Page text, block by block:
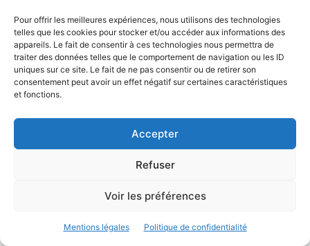
Pour offrir les meilleures expériences, nous utilisons des technologies
telles que les cookies pour stocker et/ou accéder aux informations des
appareils. Le fait de consentir à ces technologies nous permettra de
traiter des données telles que le comportement de navigation ou les ID
uniques sur ce site. Le fait de ne pas consentir ou de retirer son
consentement peut avoir un effet négatif sur certaines caractéristiques
et fonctions.
Accepter
Refuser
Voir les préférences
Mentions légales Politique de confidentialité
Pourquoi est-il important de déclarer les
changements de situation?
Déclarer les changements de situation, comme un
des litiges sur la tarification ou la validité des garanties, et
pour maintenir une couverture adéquate.